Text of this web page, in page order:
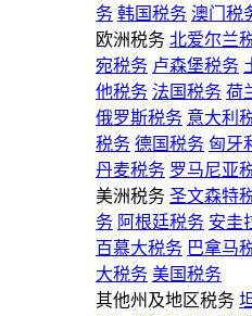
务 韩国税务 澳门税
欧洲税务 北爱尔兰
宛税务 卢森堡税务
他税务 法国税务 荷
俄罗斯税务 意大利
税务 德国税务 匈牙
丹麦税务 罗马尼亚
美洲税务 圣文森特
务 阿根廷税务 安圭
百慕大税务 巴拿马
大税务 美国税务
其他州及地区税务